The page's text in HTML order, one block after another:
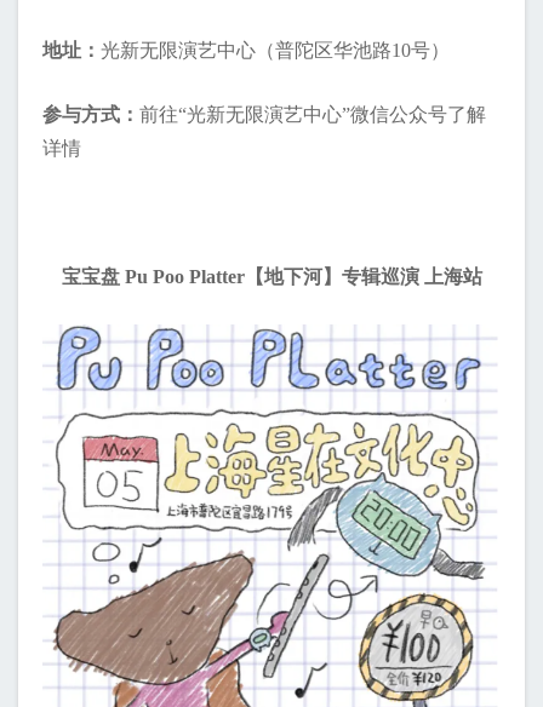
地址： 光新无限演艺中心（普陀区华池路10号）
参与方式： 前往“光新无限演艺中心”微信公众号了解
详情
宝宝盘 Pu Poo Platter【地下河】专辑巡演 上海站